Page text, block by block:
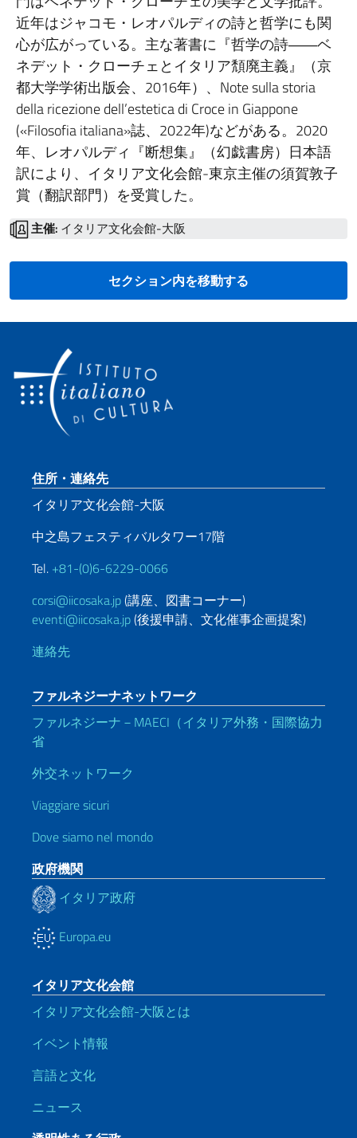
近年はジャコモ・レオパルディの詩と哲学にも関
心が広がっている。主な著書に『哲学の詩――ベ
ネデット・クローチェとイタリア頽廃主義』（京
都大学学術出版会、2016年）、Note sulla storia
della ricezione dell’estetica di Croce in Giappone
(«Filosofia italiana»誌、2022年)などがある。2020
年、レオパルディ『断想集』（幻戯書房）日本語
訳により、イタリア文化会館-東京主催の須賀敦子
賞（翻訳部門）を受賞した。
主催: イタリア文化会館-大阪
セクション内を移動する
Footer section
住所・連絡先
イタリア文化会館-大阪
中之島フェスティバルタワー17階
Tel. +81-(0)6-6229-0066
corsi@iicosaka.jp(講座、図書コーナー)
eventi@iicosaka.jp(後援申請、文化催事企画提案)
連絡先
ファルネジーナネットワーク
ファルネジーナ－MAECI（イタリア外務・国際協力
省
外交ネットワーク
Viaggiare sicuri
Dove siamo nel mondo
政府機関
イタリア政府
Europa.eu
イタリア文化会館
イタリア文化会館-大阪とは
イベント情報
言語と文化
ニュース